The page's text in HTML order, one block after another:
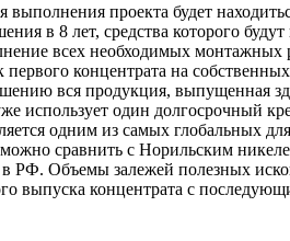
проекта будет
в 8 лет, средства которого
всех необходимых
концентрата на
вся продукция, выпущенная
использует один долгосрочный
одним из самых глобальных
сравнить с Норильским
РФ. Объемы залежей полезных
выпуска концентрата с